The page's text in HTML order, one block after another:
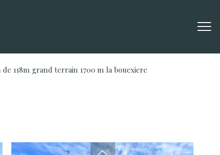
de 118m grand terrain 1700 m la bouexiere